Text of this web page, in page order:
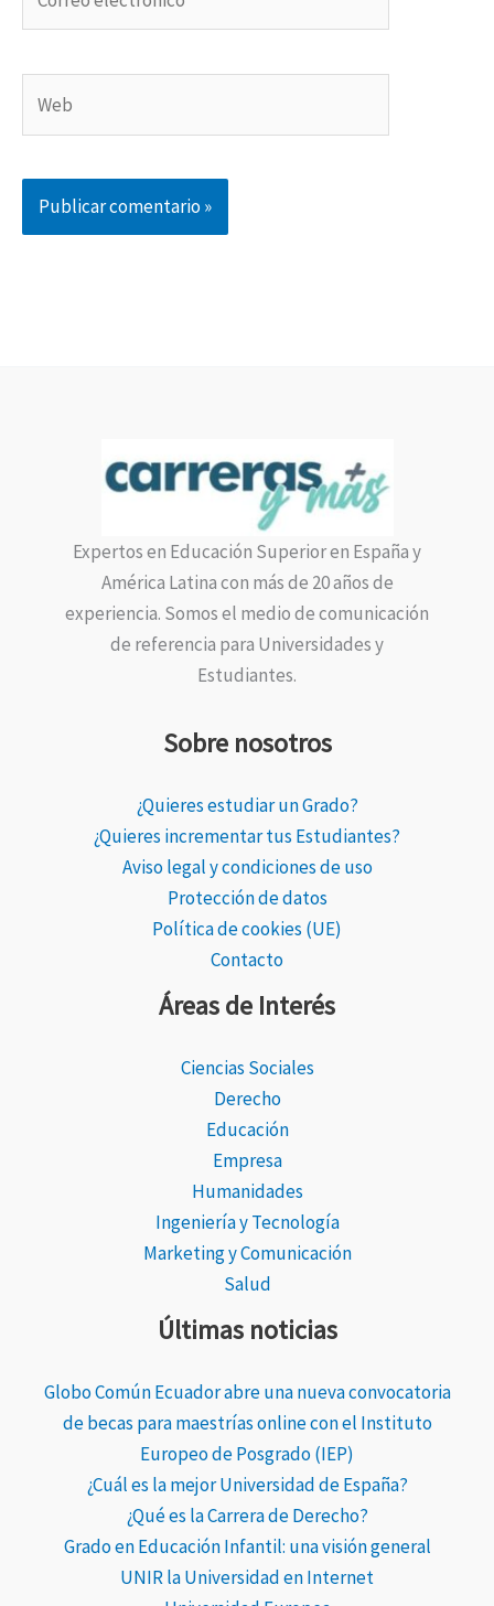
electrónico*
Expertos en Educación Superior en España y
América Latina con más de 20 años de
experiencia. Somos el medio de comunicación
de referencia para Universidades y
Estudiantes.
Sobre nosotros
¿Quieres estudiar un Grado?
¿Quieres incrementar tus Estudiantes?
Aviso legal y condiciones de uso
Protección de datos
Política de cookies (UE)
Contacto
Áreas de Interés
Ciencias Sociales
Derecho
Educación
Empresa
Humanidades
Ingeniería y Tecnología
Marketing y Comunicación
Salud
Últimas noticias
Globo Común Ecuador abre una nueva convocatoria
de becas para maestrías online con el Instituto
Europeo de Posgrado (IEP)
¿Cuál es la mejor Universidad de España?
¿Qué es la Carrera de Derecho?
Grado en Educación Infantil: una visión general
UNIR la Universidad en Internet